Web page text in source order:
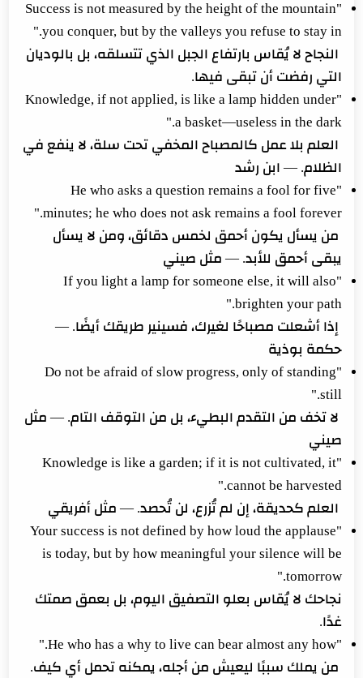
"Success is not measured by the height of the mountain
you conquer, but by the valleys you refuse to stay in."
النجاح لا يُقاس بارتفاع الجبل الذي تتسلقه، بل بالوديان
التي رفضت أن تبقى فيها.
"Knowledge, if not applied, is like a lamp hidden under
a basket—useless in the dark."
العلم بلا عمل كالمصباح المخفي تحت سلة، لا ينفع في
الظلام. — ابن رشد
"He who asks a question remains a fool for five
minutes; he who does not ask remains a fool forever."
من يسأل يكون أحمق لخمس دقائق، ومن لا يسأل
يبقى أحمق للأبد. — مثل صيني
"If you light a lamp for someone else, it will also
brighten your path."
إذا أشعلت مصباحًا لغيرك، فسينير طريقك أيضًا. —
حكمة بوذية
"Do not be afraid of slow progress, only of standing
still."
لا تخف من التقدم البطيء، بل من التوقف التام. — مثل
صيني
"Knowledge is like a garden; if it is not cultivated, it
cannot be harvested."
العلم كحديقة، إن لم تُزرع، لن تُحصد. — مثل أفريقي
"Your success is not defined by how loud the applause
is today, but by how meaningful your silence will be
tomorrow."
نجاحك لا يُقاس بعلو التصفيق اليوم، بل بعمق صمتك
غدًا.
"He who has a why to live can bear almost any how."
من يملك سببًا ليعيش من أجله، يمكنه تحمل أي كيف.